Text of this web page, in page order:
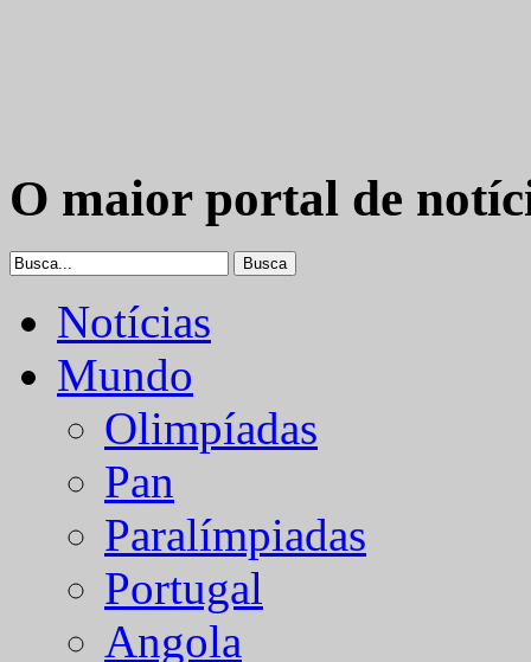
O maior portal de
Notícias
Mundo
Olimpíadas
Pan
Paralímpiadas
Portugal
Angola